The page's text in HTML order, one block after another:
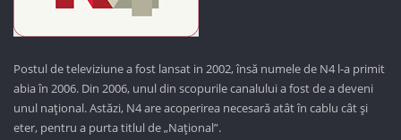
Postul de televiziune a fost lansat in 2002, însă numele de N4 l-a primit
abia în 2006. Din 2006, unul din scopurile canalului a fost de a deveni
unul național. Astăzi, N4 are acoperirea necesară atât în cablu cât și
eter, pentru a purta titlul de „Național”.